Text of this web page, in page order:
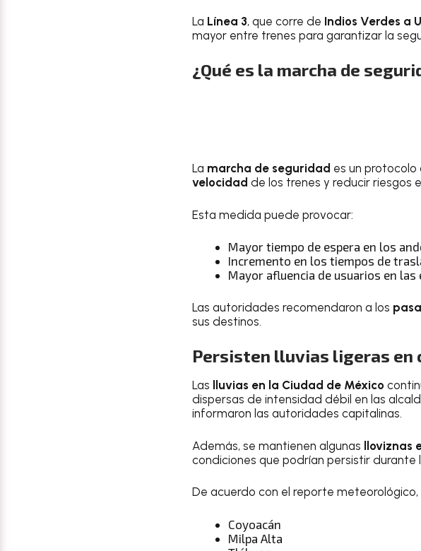
La Línea 3, que corre de Indios Verdes a
mayor entre trenes para garantizar la
¿Qué es la marcha de
La marcha de seguridad es un protocolo
velocidad de los trenes y reducir riesgos
Esta medida puede provocar:
Mayor tiempo de espera en los
Incremento en los tiempos de
Mayor afluencia de usuarios en las
Las autoridades recomendaron a los
sus destinos.
Persisten lluvias ligeras en
Las lluvias en la Ciudad de México
dispersas de intensidad débil en las
informaron las autoridades capitalinas.
Además, se mantienen algunas lloviznas
condiciones que podrían persistir durante
De acuerdo con el reporte
Coyoacán
Milpa Alta